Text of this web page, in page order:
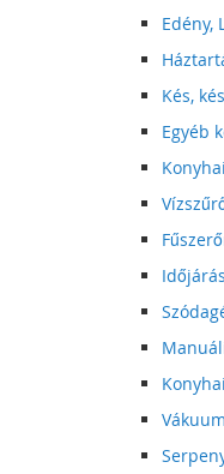
Edény,
Kés,
Egyéb